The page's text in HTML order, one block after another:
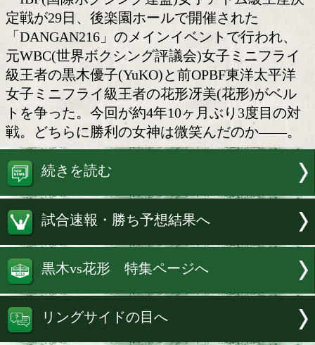
黒木と花形が3度目の対決
IBF(国際ボクシング連盟)女子アトム
定戦が29日、後楽園ホールで開催された
「DANGAN216」のメインイベントで行
元WBC(世界ボクシング評議会)女子ミ
級王者の黒木優子(YuKO)と前OPBF東洋
女子ミニフライ級王者の花形冴美(花形)
トを争った。今回が約4年10ヶ月ぶり3
戦。どちらに勝利の女神は微笑んだの
続きを読む